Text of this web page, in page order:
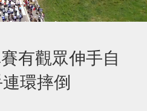
有觀眾伸手自
環摔倒